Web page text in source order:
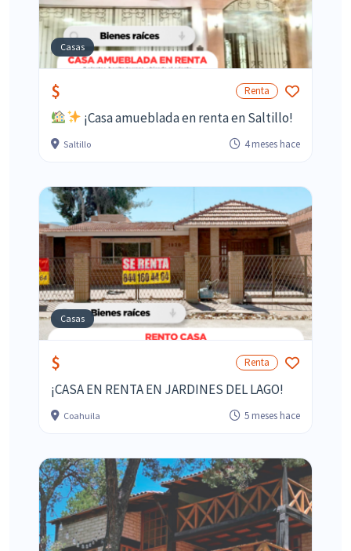
Casas
$ Renta
¡Casa amueblada en renta en Saltillo!
Saltillo 4 meses hace
Casas
$ Renta
¡CASA EN RENTA EN JARDINES DEL LAGO!
Coahuila 5 meses hace